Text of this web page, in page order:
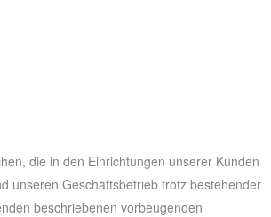
die in den Einrichtungen unserer Kunden
unseren Geschäftsbetrieb trotz bestehender
beschriebenen vorbeugenden